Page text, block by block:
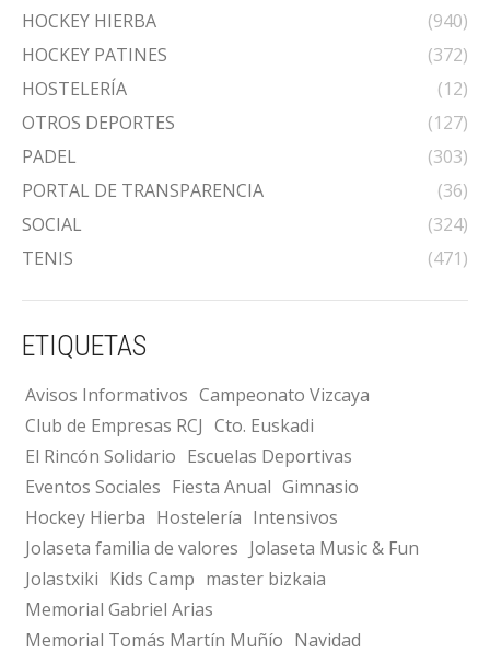
HOCKEY HIERBA
(940)
HOCKEY PATINES
(372)
HOSTELERÍA
(12)
OTROS DEPORTES
(127)
PADEL
(303)
PORTAL DE TRANSPARENCIA
(36)
SOCIAL
(324)
TENIS
(471)
ETIQUETAS
Avisos Informativos Campeonato Vizcaya
Club de Empresas RCJ Cto. Euskadi
El Rincón Solidario Escuelas Deportivas
Eventos Sociales Fiesta Anual Gimnasio
Hockey Hierba Hostelería Intensivos
Jolaseta familia de valores Jolaseta Music & Fun
Jolastxiki Kids Camp master bizkaia
Memorial Gabriel Arias
Memorial Tomás Martín Muñío Navidad